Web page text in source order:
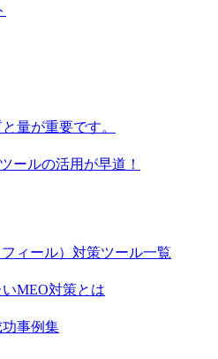
量が重要です。
ールの活用が早道！
ィール）対策ツール一覧
MEO対策とは
事例集